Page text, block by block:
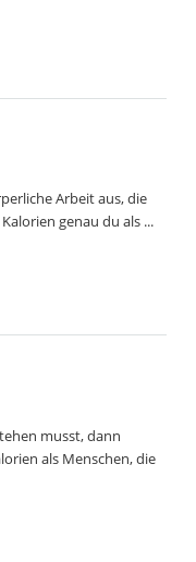
Arbeit aus, die
genau du als ...
musst, dann
als Menschen, die